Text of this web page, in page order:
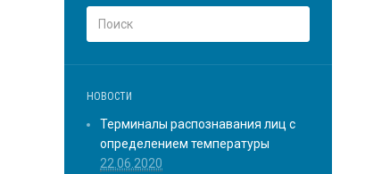
НОВОСТИ
Терминалы распознавания лиц с
определением температуры
22.06.2020